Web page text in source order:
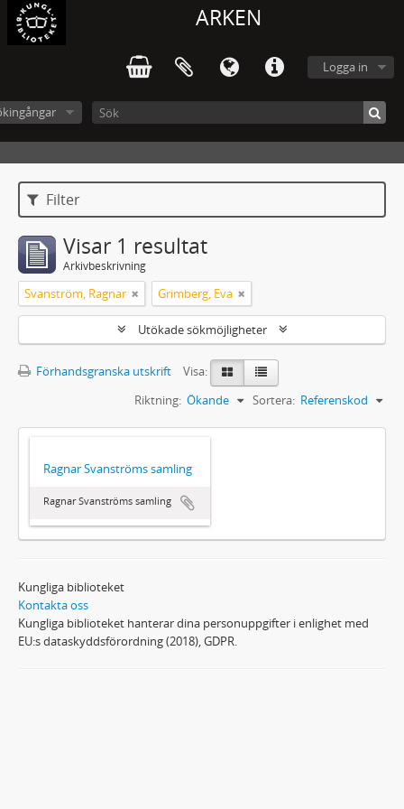
ARKEN
Logga in
Filter
Visar 1 resultat
Arkivbeskrivning
Svanström, Ragnar Grimberg, Eva
Utökade sökmöjligheter
Förhandsgranska utskrift
Visa:
Sortera: Referenskod
Riktning: Ökande
Ragnar Svanströms samling
Ragnar Svanströms samling
Kungliga biblioteket
Kontakta oss
Kungliga biblioteket hanterar dina personuppgifter i enlighet med
EU:s dataskyddsförordning (2018), GDPR.